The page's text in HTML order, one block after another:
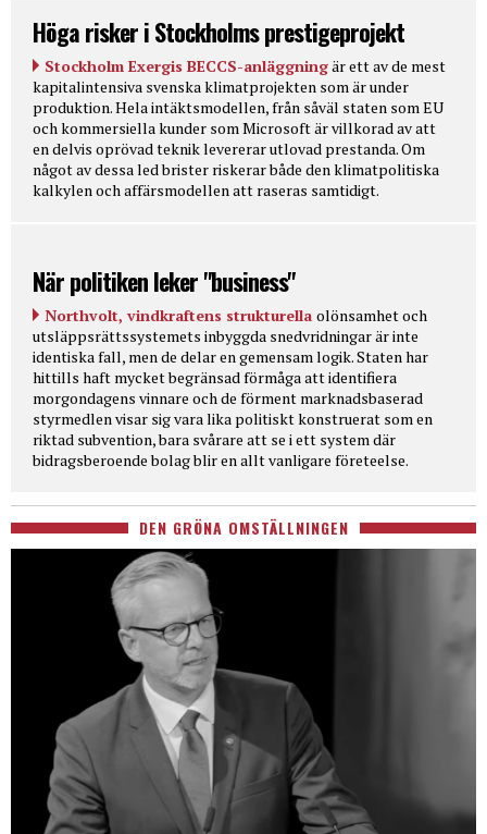
Höga risker i Stockholms prestigeprojekt
Stockholm Exergis BECCS-anläggningär ett av de mest
kapitalintensiva svenska klimatprojekten som är under
produktion. Hela intäktsmodellen, från såväl staten som EU
och kommersiella kunder som Microsoft är villkorad av att
en delvis oprövad teknik levererar utlovad prestanda. Om
något av dessa led brister riskerar både den klimatpolitiska
kalkylen och affärsmodellen att raseras samtidigt.
När politiken leker "business"
Northvolt, vindkraftens strukturella olönsamhet och
utsläppsrättssystemets inbyggda snedvridningar är inte
identiska fall, men de delar en gemensam logik. Staten har
hittills haft mycket begränsad förmåga att identifiera
morgondagens vinnare och de förment marknadsbaserad
styrmedlen visar sig vara lika politiskt konstruerat som en
riktad subvention, bara svårare att se i ett system där
bidragsberoende bolag blir en allt vanligare företeelse.
DEN GRÖNA OMSTÄLLNINGEN